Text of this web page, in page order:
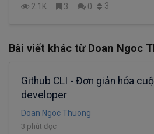
2.1K 3 0 3
Bài viết khác từ Doan Ngoc
Github CLI - Đơn giản hóa
developer
Doan Ngoc Thuong
3 phút đọc